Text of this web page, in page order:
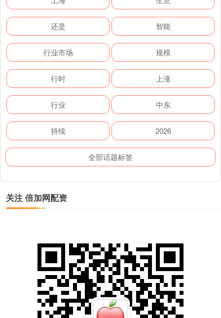
还是 智能
行业市场 规模
行时 上涨
行业 中东
持续 2026
全部话题标签
关注 倍加网配资